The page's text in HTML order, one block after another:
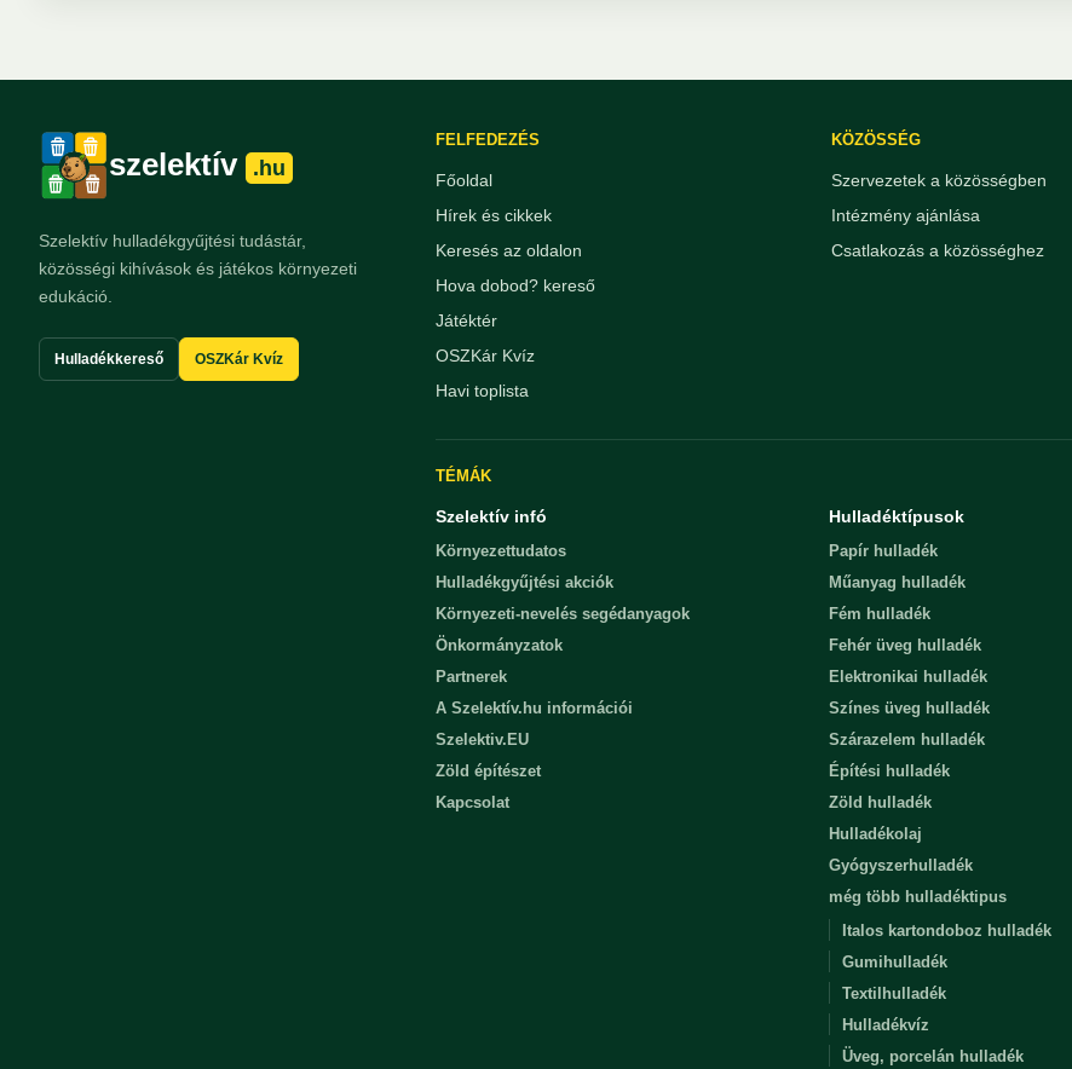
szelektív .hu
Szelektív hulladékgyűjtési tudástár,
közösségi kihívások és játékos környezeti
edukáció.
Hulladékkereső OSZKár Kvíz
FELFEDEZÉS
Főoldal
Hírek és cikkek
Keresés az oldalon
Hova dobod? kereső
Játéktér
OSZKár Kvíz
Havi toplista
KÖZÖSSÉG
Szervezetek a közösségben
Intézmény ajánlása
Csatlakozás a közösséghez
TÉMÁK
Szelektív infó
Környezettudatos
Hulladékgyűjtési akciók
Környezeti-nevelés segédanyagok
Önkormányzatok
Partnerek
A Szelektív.hu információi
Szelektiv.EU
Zöld építészet
Kapcsolat
Hulladéktípusok
Papír hulladék
Műanyag hulladék
Fém hulladék
Fehér üveg hulladék
Elektronikai hulladék
Színes üveg hulladék
Szárazelem hulladék
Építési hulladék
Zöld hulladék
Hulladékolaj
Gyógyszerhulladék
még több hulladéktipus
Italos kartondoboz hulladék
Gumihulladék
Textilhulladék
Hulladékvíz
Üveg, porcelán hulladék